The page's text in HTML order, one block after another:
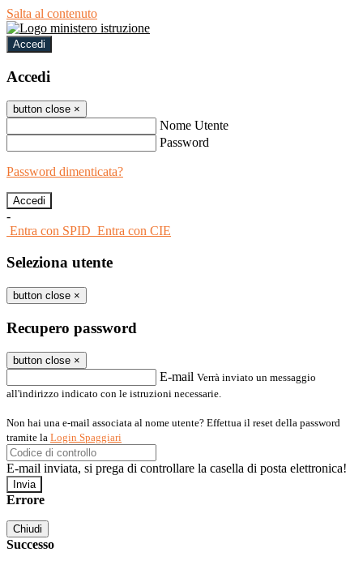
Salta al contenuto
Accedi
Accedi
button close ×
Nome Utente
Password
Password dimenticata?
-
Entra con SPID Entra con CIE
Seleziona utente
button close ×
Recupero password
button close ×
E-mail Verrà inviato un messaggio
all'indirizzo indicato con le istruzioni necessarie.
Non hai una e-mail associata al nome utente? Effettua il reset della password
tramite la Login Spaggiari
E-mail inviata, si prega di controllare la casella di posta elettronica!
Errore
Chiudi
Successo